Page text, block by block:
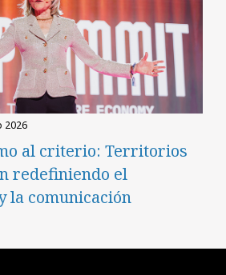
2026
al criterio: Territorios
redefiniendo el
la comunicación